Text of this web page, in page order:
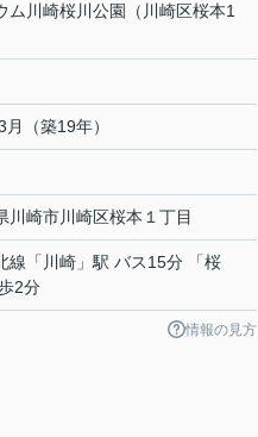
ム川崎桜川公園（川崎区桜本1
（築19年）
川崎市川崎区桜本 １丁目
線 「 川崎 」駅 バス15分 「桜
2分
情報の見方